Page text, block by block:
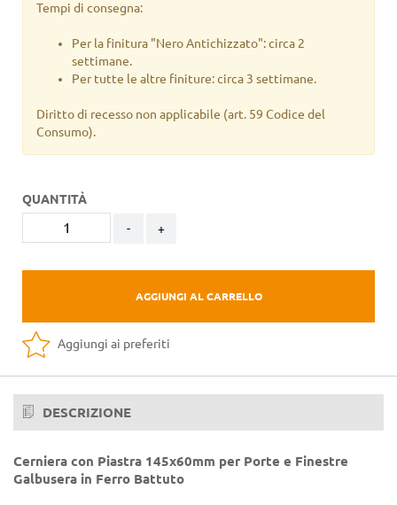
Tempi di consegna:
Per la finitura "Nero Antichizzato": circa 2
settimane.
Per tutte le altre finiture: circa 3 settimane.
Diritto di recesso non applicabile (art. 59 Codice del
Consumo).
QUANTITÀ
- +
AGGIUNGI AL CARRELLO
Aggiungi ai preferiti
DESCRIZIONE
Cerniera con Piastra 145x60mm per Porte e Finestre
Galbusera in Ferro Battuto